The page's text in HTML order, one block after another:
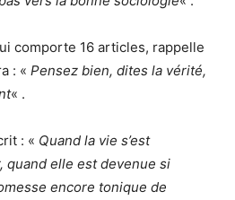
comporte 16 articles, rappelle
: « Pensez bien, dites la vérité,
« .
: « Quand la vie s’est
quand elle est devenue si
encore tonique de